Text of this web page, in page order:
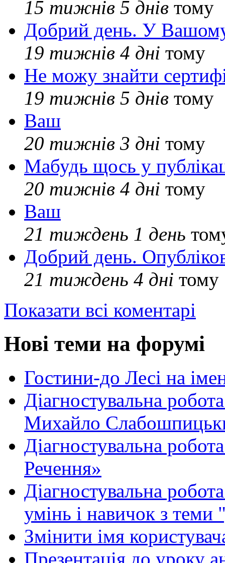
15 тижнів 5 днів тому
Добрий день. У Вашому
19 тижнів 4 дні тому
Не можу знайти
19 тижнів 5 днів тому
Ваш
20 тижнів 3 дні тому
Мабудь щось у
20 тижнів 4 дні тому
Ваш
21 тиждень 1 день
Добрий день.
21 тиждень 4 дні тому
Показати всі коментарі
Нові теми на форумі
Гостини-до Лесі на
Діагностувальна
Михайло
Діагностувальна
Речення»
Діагностувальна
умінь і навичок з теми
Змінити імя
Презентація до уроку